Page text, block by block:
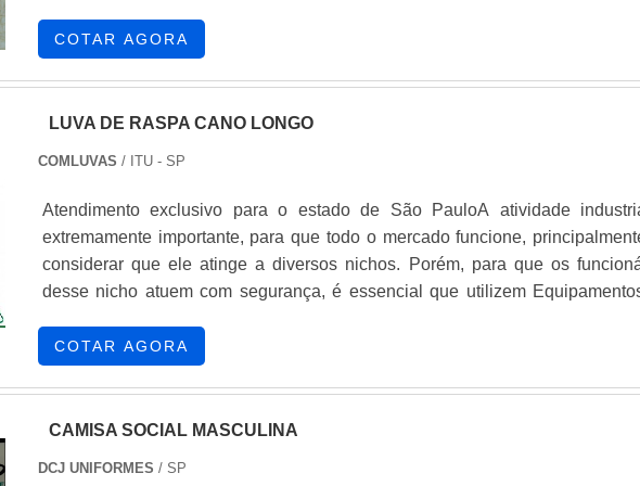
COTAR AGORA
LUVA DE RASPA CANO LONGO
COMLUVAS / ITU - SP
Atendimento exclusivo para o estado de São PauloA atividade
extremamente importante, para que todo o mercado funcione,
considerar que ele atinge a diversos nichos. Porém, para que os
desse nicho atuem com segurança, é essencial que utilizem
regras. Dentre as utilizações nos nichos industriais, é possível
COTAR AGORA
CAMISA SOCIAL MASCULINA
DCJ UNIFORMES / SP